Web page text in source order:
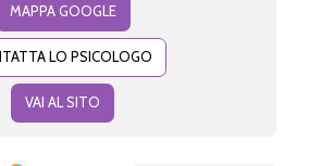
MAPPA GOOGLE
LO PSICOLOGO
VAI AL SITO